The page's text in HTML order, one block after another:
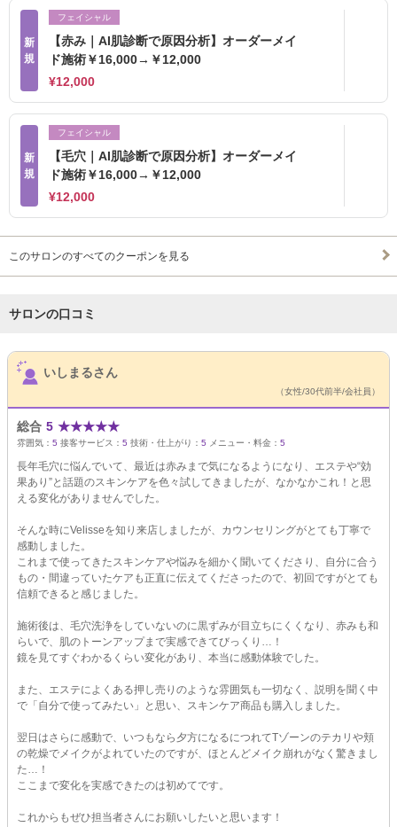
新
規
フェイシャル
【赤み｜AI肌診断で原因分析】オーダーメイ
ド施術￥16,000→￥12,000
¥12,000
新
規
フェイシャル
【毛穴｜AI肌診断で原因分析】オーダーメイ
ド施術￥16,000→￥12,000
¥12,000
このサロンのすべてのクーポンを見る
サロンの口コミ
サロンPick Up
いしまるさん
（女性/30代前半/会社員）
総合 5 ★★★★★
雰囲気： 5 接客サービス： 5 技術・仕上がり： 5 メニュー・料金： 5
長年毛穴に悩んでいて、最近は赤みまで気になるようになり、エステや“効
果あり”と話題のスキンケアを色々試してきましたが、なかなかこれ！と思
える変化がありませんでした。
そんな時にVelisseを知り来店しましたが、カウンセリングがとても丁寧で
感動しました。
これまで使ってきたスキンケアや悩みを細かく聞いてくださり、自分に合う
もの・間違っていたケアも正直に伝えてくださったので、初回ですがとても
信頼できると感じました。
施術後は、毛穴洗浄をしていないのに黒ずみが目立ちにくくなり、赤みも和
らいで、肌のトーンアップまで実感できてびっくり…！
鏡を見てすぐわかるくらい変化があり、本当に感動体験でした。
また、エステによくある押し売りのような雰囲気も一切なく、説明を聞く中
で「自分で使ってみたい」と思い、スキンケア商品も購入しました。
翌日はさらに感動で、いつもなら夕方になるにつれてTゾーンのテカリや頬
の乾燥でメイクがよれていたのですが、ほとんどメイク崩れがなく驚きまし
た…！
ここまで変化を実感できたのは初めてです。
これからもぜひ担当者さんにお願いしたいと思います！